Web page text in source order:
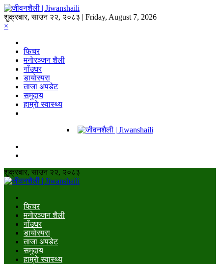
शुक्रबार, साउन २२, २०८३ | Friday, August 7, 2026
×
फिचर
मनाेरञ्जन शैली
गाँउघर
डायाेस्परा
ताजा अपडेट
समुदाय
हाम्राे स्वास्थ्य
शुक्रबार, साउन २२, २०८३
फिचर
मनाेरञ्जन शैली
गाँउघर
डायाेस्परा
ताजा अपडेट
समुदाय
हाम्राे स्वास्थ्य